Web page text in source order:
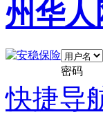
密码
快捷导